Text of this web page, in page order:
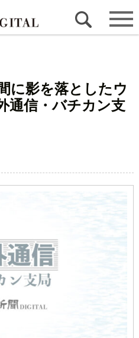
に影を落としたウ
通信・バチカン支